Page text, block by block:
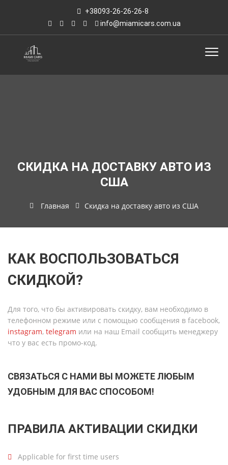
+38093-26-26-26-8
info@miamicars.com.ua
СКИДКА НА ДОСТАВКУ АВТО ИЗ
США
Главная Скидка на доставку авто из США
КАК ВОСПОЛЬЗОВАТЬСЯ
СКИДКОЙ?
Для того, что бы активировать скидку, вам необходимо в
телефонном режиме или с помощью сообщения в facebook,
instagram, telegram или на наш Email сообщить менеджеру
что у вас есть промо-код.
СВЯЗАТЬСЯ С НАМИ ВЫ МОЖЕТЕ ЛЮБЫМ
УДОБНЫМ ДЛЯ ВАС СПОСОБОМ!
ПРАВИЛА АКТИВАЦИИ СКИДКИ
Applicable for first time users